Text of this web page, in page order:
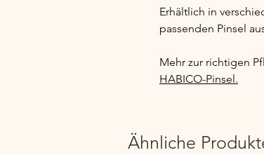
Erhältlich in
passenden Pinsel
Mehr zur richtigen
HABICO-Pinsel.
Ähnliche